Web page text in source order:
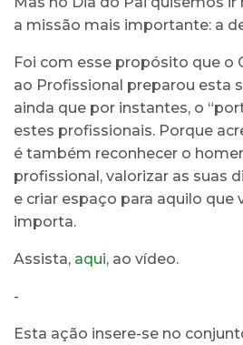
a missão mais importante: a
Foi com esse propósito que o
ao Profissional preparou esta
ainda que por instantes, o
estes profissionais. Porque
é também reconhecer o
profissional, valorizar as suas
e criar espaço para aquilo que
importa.
Assista, aqui, ao vídeo.
-
Esta ação insere-se no